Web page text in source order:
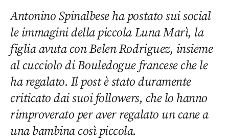
Antonino Spinalbese ha postato sui social
le immagini della piccola Luna Marì, la
figlia avuta con Belen Rodriguez, insieme
al cucciolo di Bouledogue francese che le
ha regalato. Il post è stato duramente
criticato dai suoi followers, che lo hanno
rimproverato per aver regalato un cane a
una bambina così piccola.